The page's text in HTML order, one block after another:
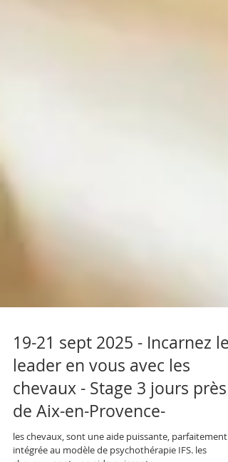
19-21 sept 2025 - Incarnez le
leader en vous avec les
chevaux - Stage 3 jours près
de Aix-en-Provence-